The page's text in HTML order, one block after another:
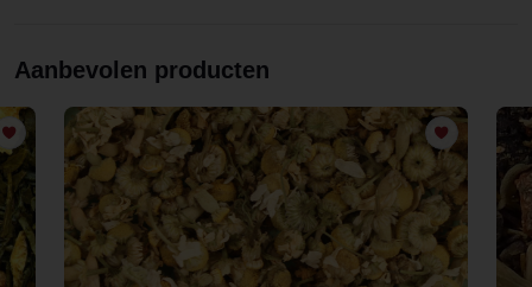
Aanbevolen producten